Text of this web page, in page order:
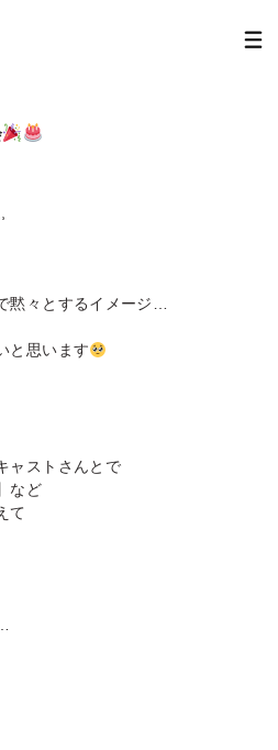
黙々とするイメージ…
と思います
ャストさんとで
など
て